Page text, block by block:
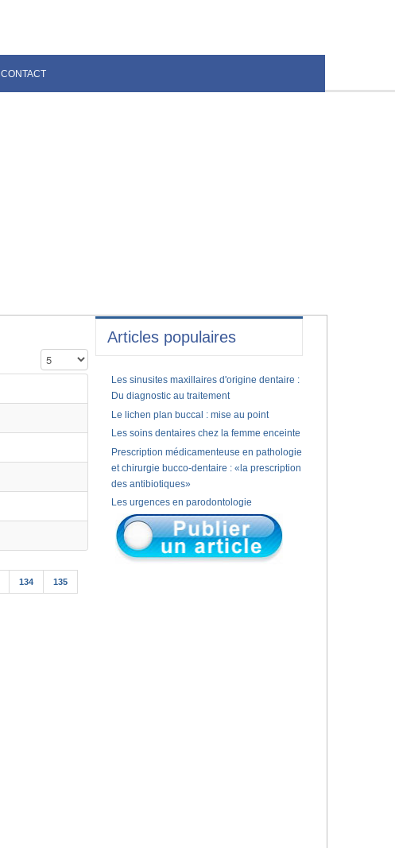
CONTACT
Affichage #
134 135
Articles populaires
Les sinusites maxillaires d'origine dentaire :
Du diagnostic au traitement
Le lichen plan buccal : mise au point
Les soins dentaires chez la femme enceinte
Prescription médicamenteuse en pathologie
et chirurgie bucco-dentaire : «la prescription
des antibiotiques»
Les urgences en parodontologie